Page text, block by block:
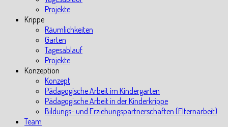
Projekte
Krippe
Räumlichkeiten
Garten
Tagesablauf
Projekte
Konzeption
Konzept
Pädagogische Arbeit im Kindergarten
Pädagogische Arbeit in der Kinderkrippe
Bildungs- und Erziehungspartnerschaften (Elternarbeit)
Team